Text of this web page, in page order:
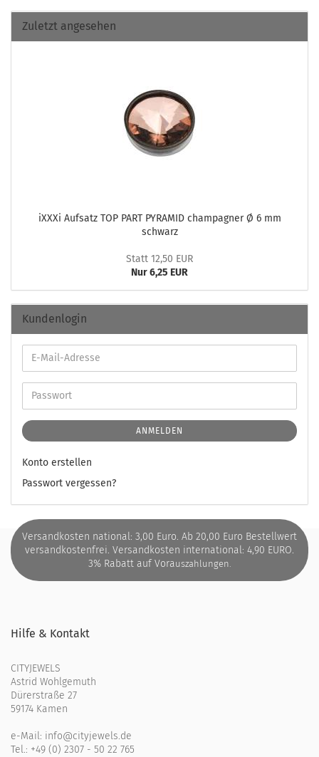
Zuletzt angesehen
iXXXi Auf­satz TOP PART PY­RAMID cham­pa­gner Ø 6 mm
schwarz
Statt 12,50 EUR
Nur 6,25 EUR
Kundenlogin
ANMELDEN
Konto erstellen
Passwort vergessen?
Versandkosten national: 3,00 Euro. Ab 20,00 Euro Bestellwert
versandkostenfrei. Versandkosten international: 4,90 EURO.
3% Rabatt auf Vorauszahlungen.
Hilfe & Kontakt
CITYJEWELS
Astrid Wohlgemuth
Dürerstraße 27
59174 Kamen
e-Mail: info@cityjewels.de
Tel.: +49 (0) 2307 - 50 22 765